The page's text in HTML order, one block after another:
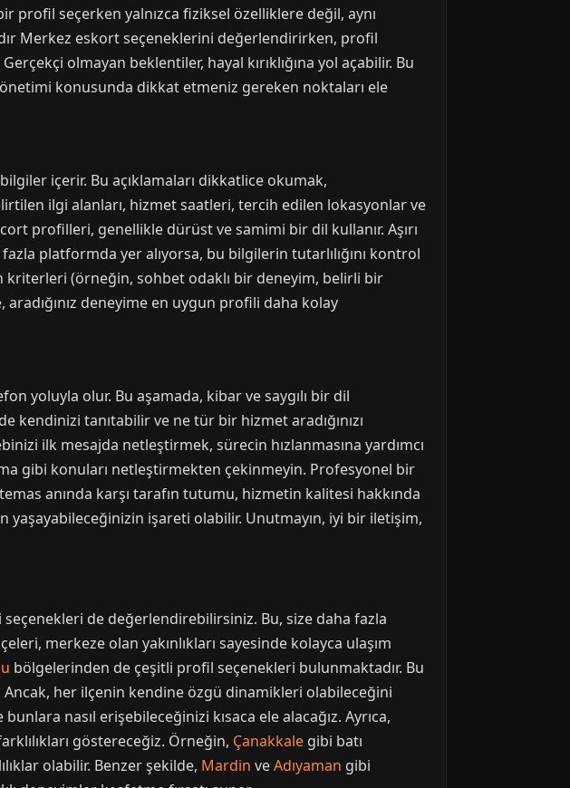
profil seçerken yalnızca fiziksel özelliklere değil, aynı
Merkez eskort seçeneklerini değerlendirirken, profil
olmayan beklentiler, hayal kırıklığına yol açabilir. Bu
konusunda dikkat etmeniz gereken noktaları ele
içerir. Bu açıklamaları dikkatlice okumak,
ilgi alanları, hizmet saatleri, tercih edilen lokasyonlar ve
profilleri, genellikle dürüst ve samimi bir dil kullanır. Aşırı
platformda yer alıyorsa, bu bilgilerin tutarlılığını kontrol
kriterleri (örneğin, sohbet odaklı bir deneyim, belirli bir
deneyime en uygun profili daha kolay
yoluyla olur. Bu aşamada, kibar ve saygılı bir dil
kendinizi tanıtabilir ve ne tür bir hizmet aradığınızı
ilk mesajda netleştirmek, sürecin hızlanmasına yardımcı
gibi konuları netleştirmekten çekinmeyin. Profesyonel bir
anında karşı tarafın tutumu, hizmetin kalitesi hakkında
yaşayabileceğinizin işareti olabilir. Unutmayın, iyi bir iletişim,
seçenekleri de değerlendirebilirsiniz. Bu, size daha fazla
merkeze olan yakınlıkları sayesinde kolayca ulaşım
bölgelerinden de çeşitli profil seçenekleri bulunmaktadır. Bu
her ilçenin kendine özgü dinamikleri olabileceğini
nasıl erişebileceğinizi kısaca ele alacağız. Ayrıca,
göstereceğiz. Örneğin, Çanakkale gibi batı
olabilir. Benzer şekilde, Mardin veAdıyaman gibi